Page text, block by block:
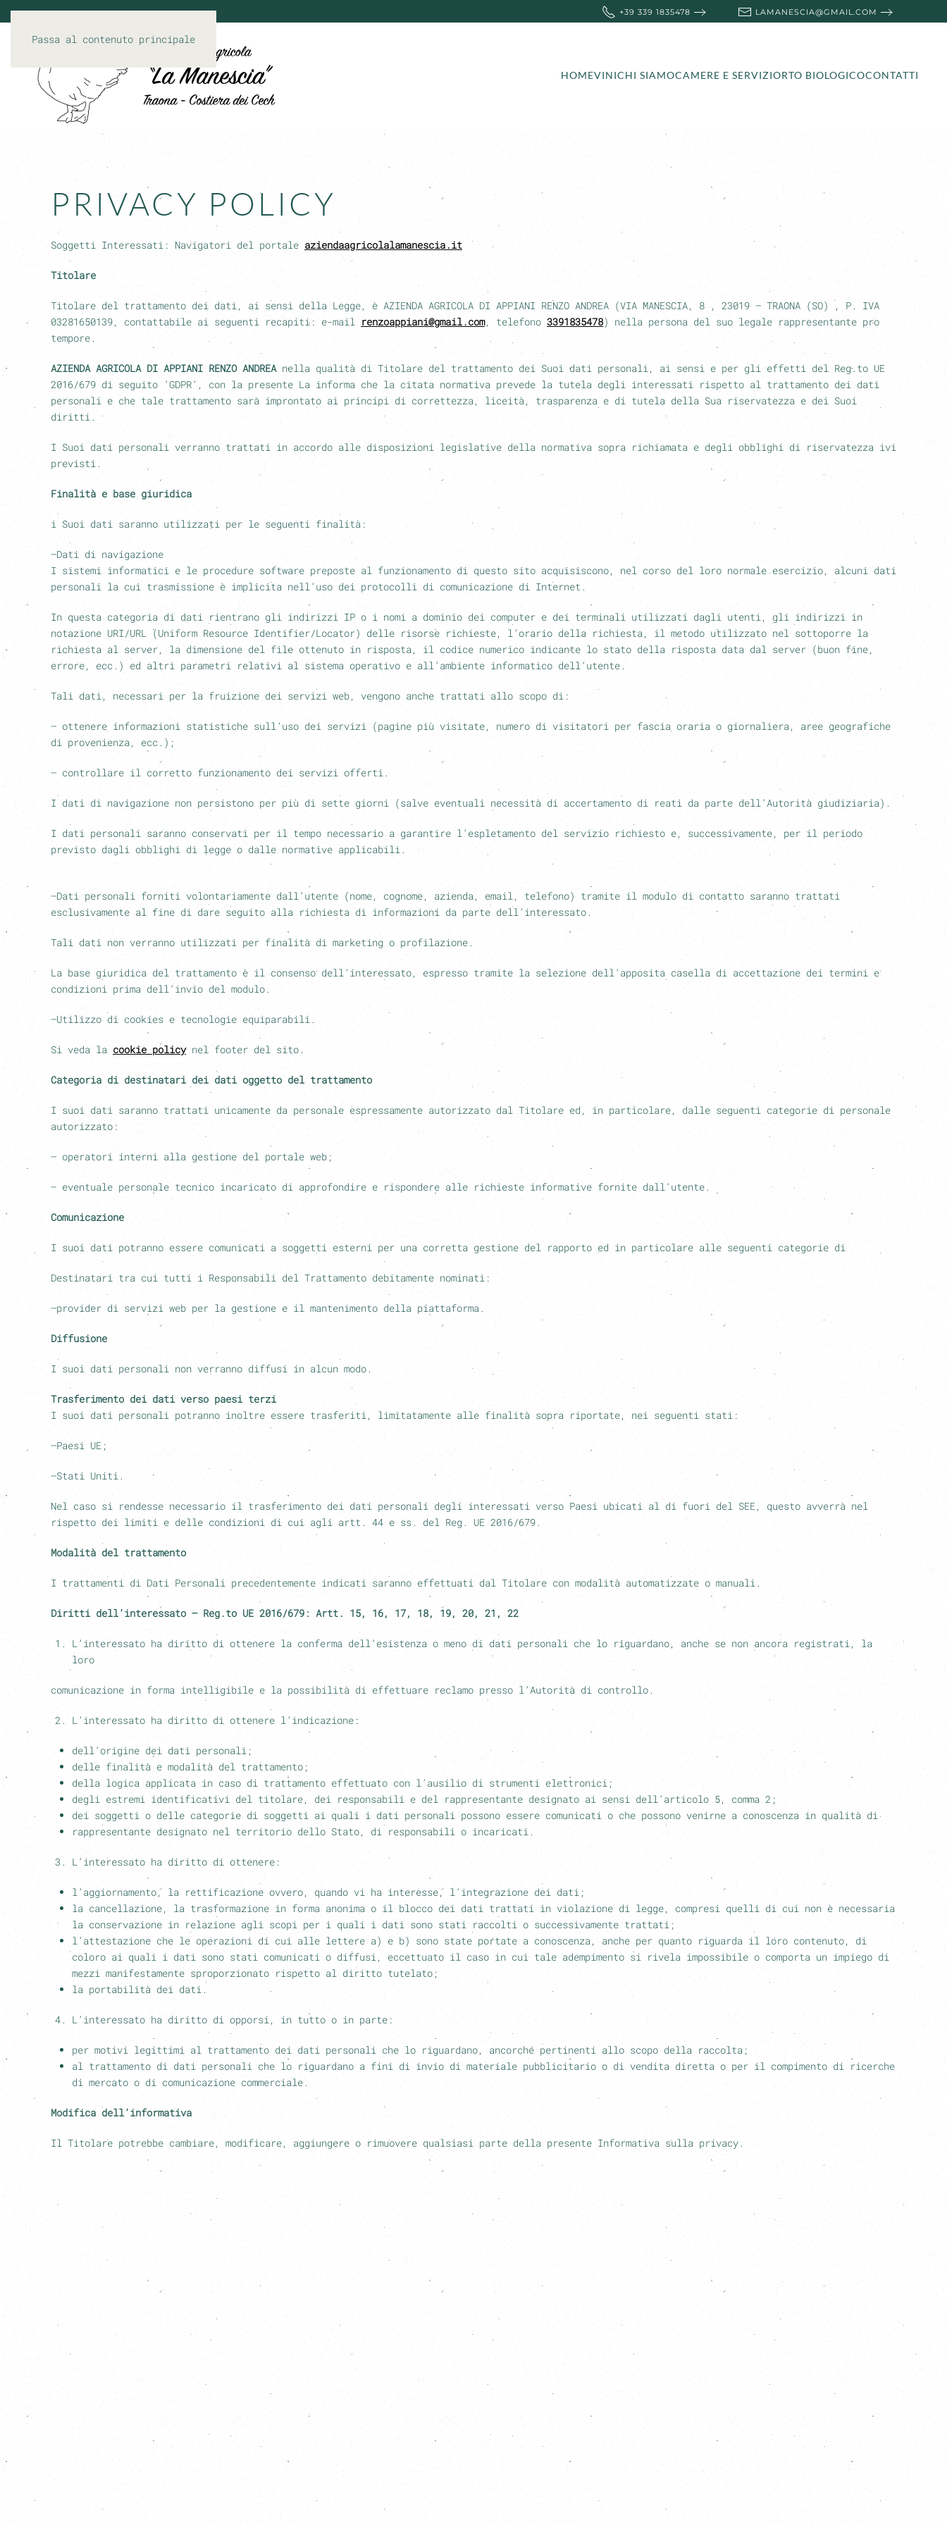
Passa al contenuto principale
+39 339 1835478 LAMANESCIA@GMAIL.COM
HOMEVINICHI SIAMOCAMERE E SERVIZIORTO BIOLOGICOCONTATTI
PRIVACY POLICY
Soggetti Interessati: Navigatori del portale aziendaagricolalamanescia.it
Titolare
Titolare del trattamento dei dati, ai sensi della Legge, è AZIENDA AGRICOLA DI APPIANI RENZO ANDREA (VIA MANESCIA, 8 , 23019 – TRAONA (SO) , P. IVA
03281650139, contattabile ai seguenti recapiti: e-mail renzoappiani@gmail.com, telefono 3391835478) nella persona del suo legale rappresentante pro
tempore.
AZIENDA AGRICOLA DI APPIANI RENZO ANDREAnella qualità di Titolare del trattamento dei Suoi dati personali, ai sensi e per gli effetti del Reg.to UE
2016/679 di seguito ‘GDPR’, con la presente La informa che la citata normativa prevede la tutela degli interessati rispetto al trattamento dei dati
personali e che tale trattamento sarà improntato ai principi di correttezza, liceità, trasparenza e di tutela della Sua riservatezza e dei Suoi
diritti.
I Suoi dati personali verranno trattati in accordo alle disposizioni legislative della normativa sopra richiamata e degli obblighi di riservatezza ivi
previsti.
Finalità e base giuridica
i Suoi dati saranno utilizzati per le seguenti finalità:
–Dati di navigazione
I sistemi informatici e le procedure software preposte al funzionamento di questo sito acquisiscono, nel corso del loro normale esercizio, alcuni dati
personali la cui trasmissione è implicita nell’uso dei protocolli di comunicazione di Internet.
In questa categoria di dati rientrano gli indirizzi IP o i nomi a dominio dei computer e dei terminali utilizzati dagli utenti, gli indirizzi in
notazione URI/URL (Uniform Resource Identifier/Locator) delle risorse richieste, l’orario della richiesta, il metodo utilizzato nel sottoporre la
richiesta al server, la dimensione del file ottenuto in risposta, il codice numerico indicante lo stato della risposta data dal server (buon fine,
errore, ecc.) ed altri parametri relativi al sistema operativo e all’ambiente informatico dell’utente.
Tali dati, necessari per la fruizione dei servizi web, vengono anche trattati allo scopo di:
– ottenere informazioni statistiche sull’uso dei servizi (pagine più visitate, numero di visitatori per fascia oraria o giornaliera, aree geografiche
di provenienza, ecc.);
– controllare il corretto funzionamento dei servizi offerti.
I dati di navigazione non persistono per più di sette giorni (salve eventuali necessità di accertamento di reati da parte dell’Autorità giudiziaria).
I dati personali saranno conservati per il tempo necessario a garantire l’espletamento del servizio richiesto e, successivamente, per il periodo
previsto dagli obblighi di legge o dalle normative applicabili.
–Dati personali forniti volontariamente dall’utente (nome, cognome, azienda, email, telefono) tramite il modulo di contatto saranno trattati
esclusivamente al fine di dare seguito alla richiesta di informazioni da parte dell’interessato.
Tali dati non verranno utilizzati per finalità di marketing o profilazione.
La base giuridica del trattamento è il consenso dell’interessato, espresso tramite la selezione dell’apposita casella di accettazione dei termini e
condizioni prima dell’invio del modulo.
–Utilizzo di cookies e tecnologie equiparabili.
Si veda la cookie policynel footer del sito.
Categoria di destinatari dei dati oggetto del trattamento
I suoi dati saranno trattati unicamente da personale espressamente autorizzato dal Titolare ed, in particolare, dalle seguenti categorie di personale
autorizzato:
– operatori interni alla gestione del portale web;
– eventuale personale tecnico incaricato di approfondire e rispondere alle richieste informative fornite dall’utente.
Comunicazione
I suoi dati potranno essere comunicati a soggetti esterni per una corretta gestione del rapporto ed in particolare alle seguenti categorie di
Destinatari tra cui tutti i Responsabili del Trattamento debitamente nominati:
–provider di servizi web per la gestione e il mantenimento della piattaforma.
Diffusione
I suoi dati personali non verranno diffusi in alcun modo.
Trasferimento dei dati verso paesi terzi
I suoi dati personali potranno inoltre essere trasferiti, limitatamente alle finalità sopra riportate, nei seguenti stati:
–Paesi UE;
–Stati Uniti.
Nel caso si rendesse necessario il trasferimento dei dati personali degli interessati verso Paesi ubicati al di fuori del SEE, questo avverrà nel
rispetto dei limiti e delle condizioni di cui agli artt. 44 e ss. del Reg. UE 2016/679.
Modalità del trattamento
I trattamenti di Dati Personali precedentemente indicati saranno effettuati dal Titolare con modalità automatizzate o manuali.
Diritti dell’interessato – Reg.to UE 2016/679: Artt. 15, 16, 17, 18, 19, 20, 21, 22
L’interessato ha diritto di ottenere la conferma dell’esistenza o meno di dati personali che lo riguardano, anche se non ancora registrati, la
loro
comunicazione in forma intelligibile e la possibilità di effettuare reclamo presso l’Autorità di controllo.
L’interessato ha diritto di ottenere l’indicazione:
dell’origine dei dati personali;
delle finalità e modalità del trattamento;
della logica applicata in caso di trattamento effettuato con l’ausilio di strumenti elettronici;
degli estremi identificativi del titolare, dei responsabili e del rappresentante designato ai sensi dell’articolo 5, comma 2;
dei soggetti o delle categorie di soggetti ai quali i dati personali possono essere comunicati o che possono venirne a conoscenza in qualità di
rappresentante designato nel territorio dello Stato, di responsabili o incaricati.
L’interessato ha diritto di ottenere:
l’aggiornamento, la rettificazione ovvero, quando vi ha interesse, l’integrazione dei dati;
la cancellazione, la trasformazione in forma anonima o il blocco dei dati trattati in violazione di legge, compresi quelli di cui non è necessaria
la conservazione in relazione agli scopi per i quali i dati sono stati raccolti o successivamente trattati;
l’attestazione che le operazioni di cui alle lettere a) e b) sono state portate a conoscenza, anche per quanto riguarda il loro contenuto, di
coloro ai quali i dati sono stati comunicati o diffusi, eccettuato il caso in cui tale adempimento si rivela impossibile o comporta un impiego di
mezzi manifestamente sproporzionato rispetto al diritto tutelato;
la portabilità dei dati.
L’interessato ha diritto di opporsi, in tutto o in parte:
per motivi legittimi al trattamento dei dati personali che lo riguardano, ancorché pertinenti allo scopo della raccolta;
al trattamento di dati personali che lo riguardano a fini di invio di materiale pubblicitario o di vendita diretta o per il compimento di ricerche
di mercato o di comunicazione commerciale.
Modifica dell’informativa
Il Titolare potrebbe cambiare, modificare, aggiungere o rimuovere qualsiasi parte della presente Informativa sulla privacy.